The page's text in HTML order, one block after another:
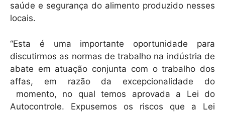
saúde e segurança do alimento produzido nesses
locais.
“Esta é uma importante oportunidade para
discutirmos as normas de trabalho na indústria de
abate em atuação conjunta com o trabalho dos
affas, em razão da excepcionalidade do
momento, no qual temos aprovada a Lei do
Autocontrole. Expusemos os riscos que a Lei